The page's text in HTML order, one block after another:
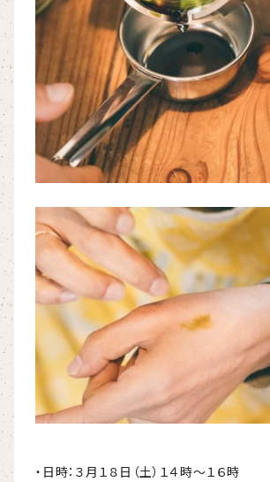
・日時：３月１８日（土）１４時～１６時